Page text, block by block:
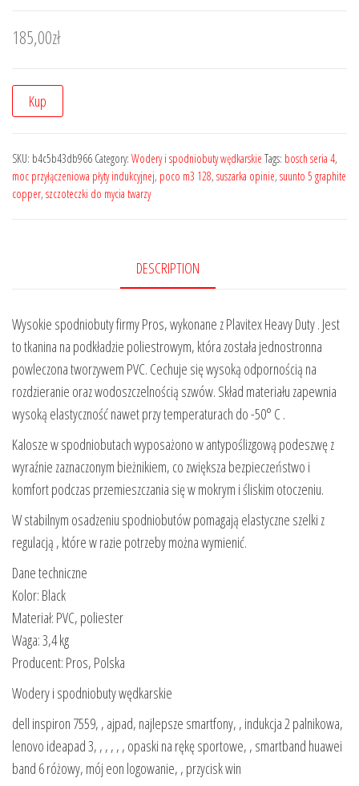
185,00zł
Kup
SKU: b4c5b43db966 Category: Wodery i spodniobuty wędkarskie Tags: bosch seria 4,
moc przyłączeniowa płyty indukcyjnej, poco m3 128, suszarka opinie, suunto 5 graphite
copper, szczoteczki do mycia twarzy
DESCRIPTION
Wysokie spodniobuty firmy Pros, wykonane z Plavitex Heavy Duty . Jest
to tkanina na podkładzie poliestrowym, która została jednostronna
powleczona tworzywem PVC. Cechuje się wysoką odpornością na
rozdzieranie oraz wodoszczelnością szwów. Skład materiału zapewnia
wysoką elastyczność nawet przy temperaturach do -50° C .
Kalosze w spodniobutach wyposażono w antypoślizgową podeszwę z
wyraźnie zaznaczonym bieżnikiem, co zwiększa bezpieczeństwo i
komfort podczas przemieszczania się w mokrym i śliskim otoczeniu.
W stabilnym osadzeniu spodniobutów pomagają elastyczne szelki z
regulacją , które w razie potrzeby można wymienić.
Dane techniczne
Kolor: Black
Materiał: PVC, poliester
Waga: 3,4 kg
Producent: Pros, Polska
Wodery i spodniobuty wędkarskie
dell inspiron 7559, , ajpad, najlepsze smartfony, , indukcja 2 palnikowa,
lenovo ideapad 3, , , , , , opaski na rękę sportowe, , smartband huawei
band 6 różowy, mój eon logowanie, , przycisk win